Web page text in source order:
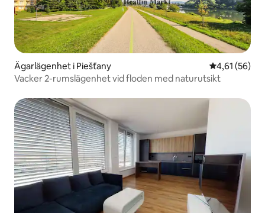
Ägarlägenhet i Piešťany 4,61 av 5 i
4,61 (56)
Vacker 2-rumslägenhet vid floden med naturutsikt